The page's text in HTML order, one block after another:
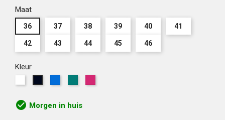
Maat
36 37 38 39 40 41
42 43 44 45 46
Kleur
check_circle Morgen in huis